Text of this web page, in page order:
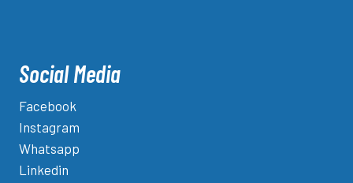
Social Media
Facebook
Instagram
Whatsapp
Linkedin